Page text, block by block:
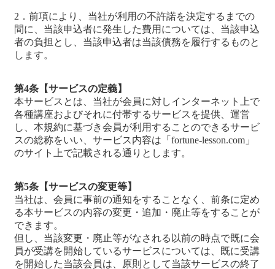
2．前項により、当社が利用の不許諾を決定するまでの
間に、当該申込者に発生した費用については、当該申込
者の負担とし、当該申込者は当該債務を履行するものと
します。
第4条【サービスの定義】
本サービスとは、当社が会員に対しインターネット上で
各種講座およびそれに付帯するサービスを提供、運営
し、本規約に基づき会員が利用することのできるサービ
スの総称をいい、サービス内容は「fortune-lesson.com」
のサイト上で記載される通りとします。
第5条【サービスの変更等】
当社は、会員に事前の通知をすることなく、前条に定め
る本サービスの内容の変更・追加・廃止等をすることが
できます。
但し、当該変更・廃止等がなされる以前の時点で既に会
員が受講を開始しているサービスについては、既に受講
を開始した当該会員は、原則として当該サービスの終了